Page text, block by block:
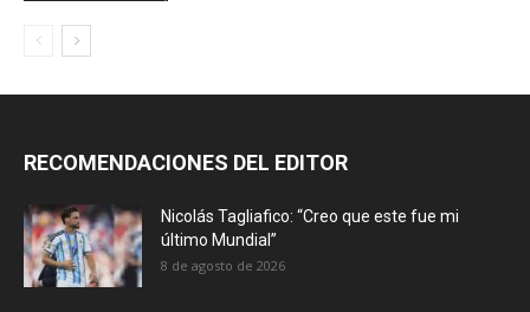
RECOMENDACIONES DEL EDITOR
Nicolás Tagliafico: “Creo que este fue mi
último Mundial”
8 de agosto de 2026